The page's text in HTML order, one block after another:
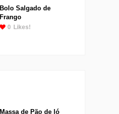
Bolo Salgado de
Frango
0 Likes!
Massa de Pão de ló